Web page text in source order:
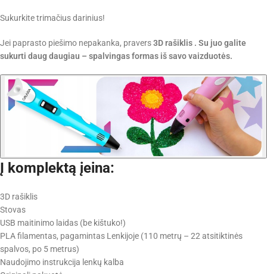
Sukurkite trimačius darinius!
Jei paprasto piešimo nepakanka, pravers3D rašiklis . Su juo galite
sukurti daug daugiau – spalvingas formas iš savo vaizduotės.
Į komplektą įeina:
3D rašiklis
Stovas
USB maitinimo laidas (be kištuko!)
PLA filamentas, pagamintas Lenkijoje (110 metrų – 22 atsitiktinės
spalvos, po 5 metrus)
Naudojimo instrukcija lenkų kalba